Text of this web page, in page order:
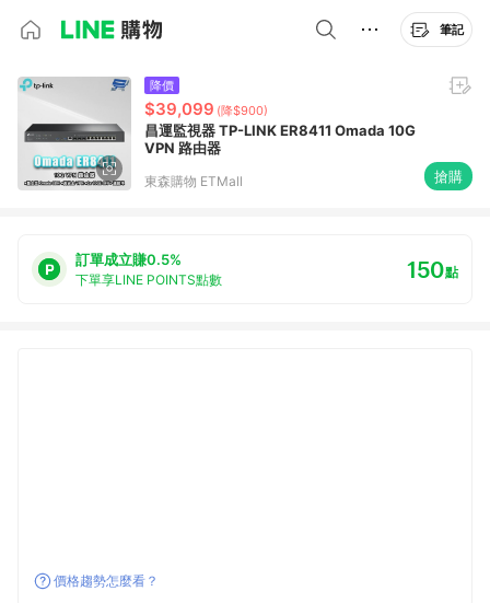
筆記
降價
$39,099 (降$900)
昌運監視器 TP-LINK ER8411 Omada 10G
VPN 路由器
東森購物 ETMall 搶購
訂單成立賺0.5%
下單享LINE POINTS點數 150點
價格趨勢怎麼看？